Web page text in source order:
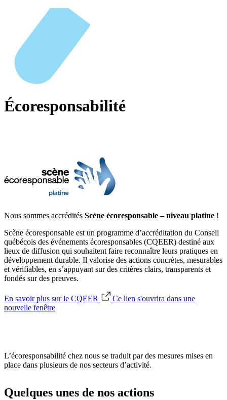
Écoresponsabilité
Nous sommes accrédités Scène écoresponsable – niveau platine !
Scène écoresponsable est un programme d’accréditation du Conseil
québécois des événements écoresponsables (CQEER) destiné aux
lieux de diffusion qui souhaitent faire reconnaître leurs pratiques en
développement durable. Il valorise des actions concrètes, mesurables
et vérifiables, en s’appuyant sur des critères clairs, transparents et
fondés sur des preuves.
En savoir plus sur le CQEER
Ce lien s'ouvrira dans une
nouvelle fenêtre
L’écoresponsabilité chez nous se traduit par des mesures mises en
place dans plusieurs de nos secteurs d’activité.
Quelques unes de nos actions